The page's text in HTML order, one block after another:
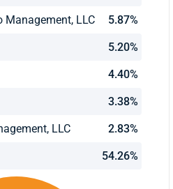
LLC 5.87%
5.20%
4.40%
3.38%
LLC 2.83%
54.26%